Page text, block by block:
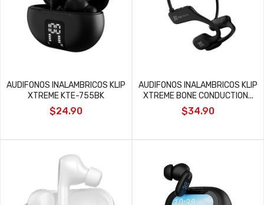
AUDIFONOS INALAMBRICOS KLIP
XTREME KTE-755BK
$24.90
AUDIFONOS INALAMBRICOS KLIP
XTREME BONE CONDUCTION...
$34.90